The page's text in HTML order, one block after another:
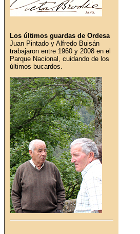
Los últimos guardas de Ordesa
Juan Pintado y Alfredo Buisán
trabajaron entre 1960 y 2008 en el
Parque Nacional, cuidando de los
últimos bucardos.